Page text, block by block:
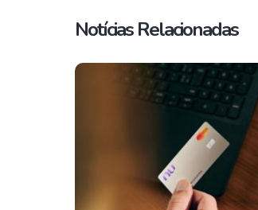
Notícias Relacionadas